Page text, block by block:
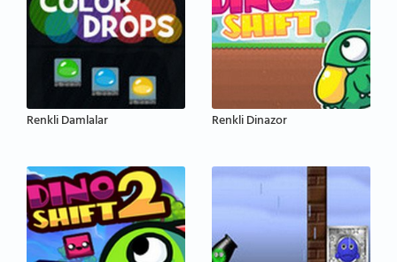
Renkli Damlalar Renkli Dinazor